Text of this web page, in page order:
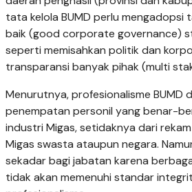
tata kelola BUMD perlu mengadopsi
baik (good corporate governance)
seperti memisahkan politik dan
transparansi banyak pihak (multi
Menurutnya, profesionalisme BUMD
penempatan personil yang benar-
industri Migas, setidaknya dari
Migas swasta ataupun negara.
sekadar bagi jabatan karena
tidak akan memenuhi standar